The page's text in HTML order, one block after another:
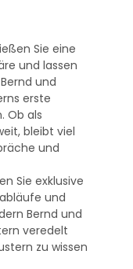
Sie eine
und lassen
und
erste
Ob als
bleibt viel
und
Sie exklusive
und
Bernd und
veredelt
zu wissen